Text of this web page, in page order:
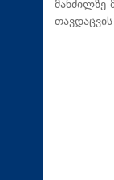
მანძილზე